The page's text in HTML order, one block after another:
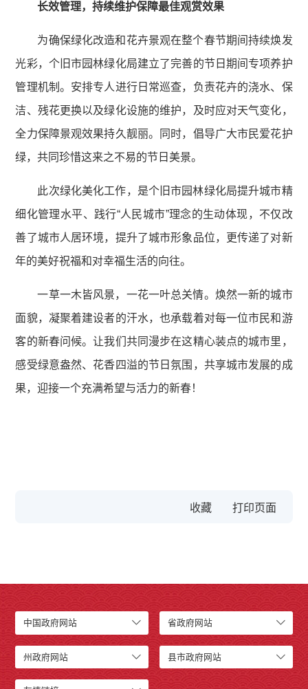
长效管理，持续维护保障最佳观赏效果
为确保绿化改造和花卉景观在整个春节期间持续焕发
光彩，个旧市园林绿化局建立了完善的节日期间专项养护
管理机制。安排专人进行日常巡查，负责花卉的浇水、保
洁、残花更换以及绿化设施的维护，及时应对天气变化，
全力保障景观效果持久靓丽。同时，倡导广大市民爱花护
绿，共同珍惜这来之不易的节日美景。
此次绿化美化工作，是个旧市园林绿化局提升城市精
细化管理水平、践行“人民城市”理念的生动体现，不仅改
善了城市人居环境，提升了城市形象品位，更传递了对新
年的美好祝福和对幸福生活的向往。
一草一木皆风景，一花一叶总关情。焕然一新的城市
面貌，凝聚着建设者的汗水，也承载着对每一位市民和游
客的新春问候。让我们共同漫步在这精心装点的城市里，
感受绿意盎然、花香四溢的节日氛围，共享城市发展的成
果，迎接一个充满希望与活力的新春！
收藏
中国政府网站 省政府网站
州政府网站 县市政府网站